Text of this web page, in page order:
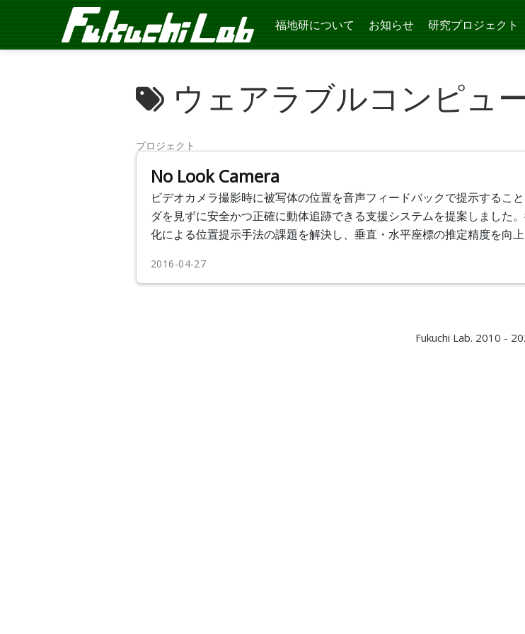
福地研について お知らせ 研究プロジェクト
ウェアラブルコンピュ
プロジェクト
No Look Camera
ビデオカメラ撮影時に被写体の位置を音声フィードバックで提示するこ
ダを見ずに安全かつ正確に動体追跡できる支援システムを提案しました
化による位置提示手法の課題を解決し、垂直・水平座標の推定精度を向
2016-04-27
Fukuchi Lab. 2010 -